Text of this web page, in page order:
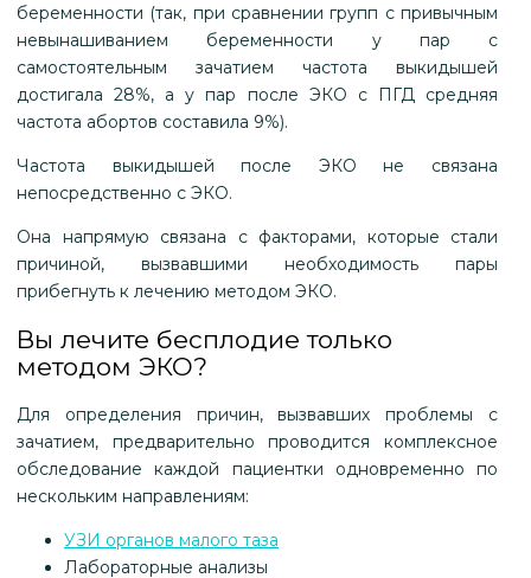
беременности (так, при сравнении групп с привычным
невынашиванием беременности у пар с
самостоятельным зачатием частота выкидышей
достигала 28%, а у пар после ЭКО с ПГД средняя
частота абортов составила 9%).
Частота выкидышей после ЭКО не связана
непосредственно с ЭКО.
Она напрямую связана с факторами, которые стали
причиной, вызвавшими необходимость пары
прибегнуть к лечению методом ЭКО.
Вы лечите бесплодие только
методом ЭКО?
Для определения причин, вызвавших проблемы с
зачатием, предварительно проводится комплексное
обследование каждой пациентки одновременно по
нескольким направлениям:
УЗИ органов малого таза
Лабораторные анализы